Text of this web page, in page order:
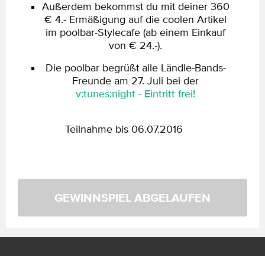
Außerdem bekommst du mit deiner 360
€ 4.- Ermäßigung auf die coolen Artikel
im poolbar-Stylecafe (ab einem Einkauf
von € 24.-).
Die poolbar begrüßt alle Ländle-Bands-
Freunde am 27. Juli bei der
v:tunes:night - Eintritt frei!
Teilnahme bis 06.07.2016
GEWINNSPIEL ABGELAUFEN